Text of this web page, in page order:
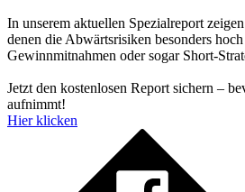
In unserem aktuellen Spezialreport
denen die Abwärtsrisiken besonders
Gewinnmitnahmen oder sogar Short-
Jetzt den kostenlosen Report sichern –
aufnimmt!
Hier klicken